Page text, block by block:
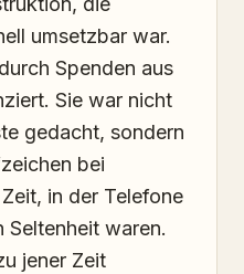
umsetzbar war.
Spenden aus
Sie war nicht
gedacht, sondern
bei
in der Telefone
waren.
jener Zeit